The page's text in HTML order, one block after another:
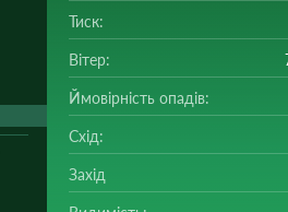
Тиск:
Вітер:
Ймовірність опадів:
Схід:
Захід